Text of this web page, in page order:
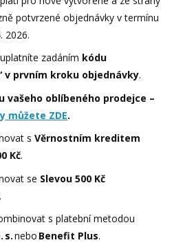
potvrzené objednávky v termínu
2026.
uplatníte zadáním kódu
v prvním kroku objednávky.
vašeho oblíbeného prodejce –
můžete ZDE.
sVěrnostním kreditem
Kč.
se Slevou 500 Kč
.
s platební metodou
s.nebo Benefit Plus.